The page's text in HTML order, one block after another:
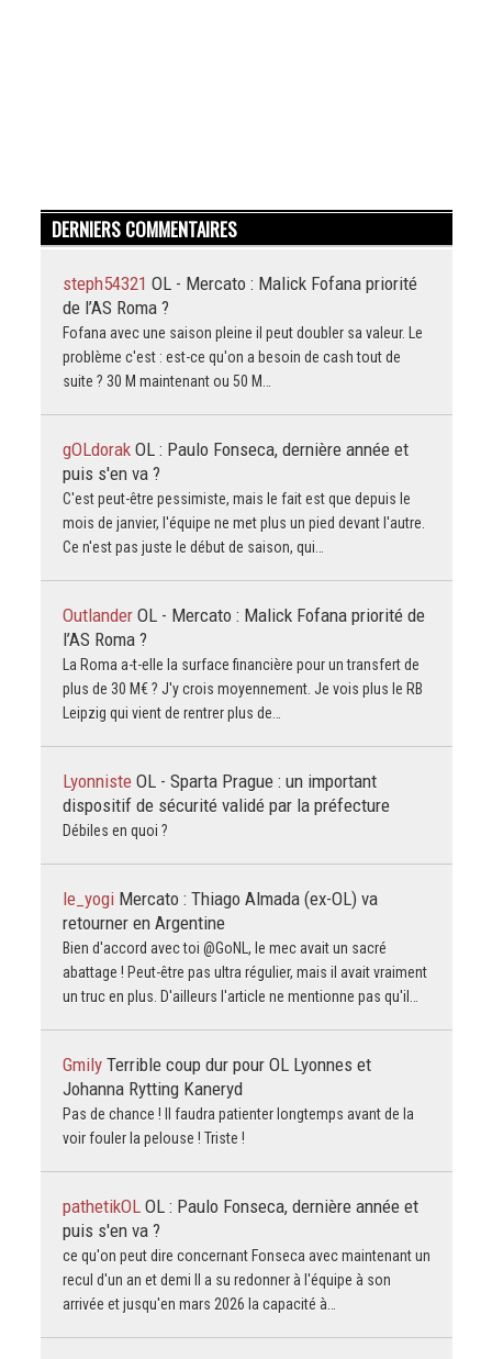
DERNIERS COMMENTAIRES
steph54321 OL - Mercato : Malick Fofana priorité
de l’AS Roma ?
Fofana avec une saison pleine il peut doubler sa valeur. Le
problème c'est : est-ce qu'on a besoin de cash tout de
suite ? 30 M maintenant ou 50 M…
gOLdorak OL : Paulo Fonseca, dernière année et
puis s'en va ?
C'est peut-être pessimiste, mais le fait est que depuis le
mois de janvier, l'équipe ne met plus un pied devant l'autre.
Ce n'est pas juste le début de saison, qui…
Outlander OL - Mercato : Malick Fofana priorité de
l’AS Roma ?
La Roma a-t-elle la surface financière pour un transfert de
plus de 30 M€ ? J'y crois moyennement. Je vois plus le RB
Leipzig qui vient de rentrer plus de…
Lyonniste OL - Sparta Prague : un important
dispositif de sécurité validé par la préfecture
Débiles en quoi ?
le_yogi Mercato : Thiago Almada (ex-OL) va
retourner en Argentine
Bien d'accord avec toi @GoNL, le mec avait un sacré
abattage ! Peut-être pas ultra régulier, mais il avait vraiment
un truc en plus. D'ailleurs l'article ne mentionne pas qu'il…
Gmily Terrible coup dur pour OL Lyonnes et
Johanna Rytting Kaneryd
Pas de chance ! Il faudra patienter longtemps avant de la
voir fouler la pelouse ! Triste !
pathetikOL OL : Paulo Fonseca, dernière année et
puis s'en va ?
ce qu'on peut dire concernant Fonseca avec maintenant un
recul d'un an et demi Il a su redonner à l'équipe à son
arrivée et jusqu'en mars 2026 la capacité à…